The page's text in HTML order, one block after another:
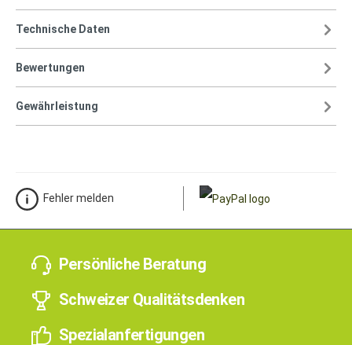
Technische Daten
Bewertungen
Gewährleistung
Fehler melden
Persönliche Beratung
Schweizer Qualitätsdenken
Spezialanfertigungen